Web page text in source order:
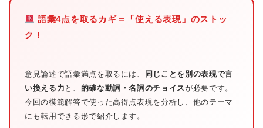
語彙4点を取るカギ＝「使える表現」のストッ
ク！
意見論述で語彙満点を取るには、
同じことを別の表現で言
い換える力 と、 的確な動詞・名詞のチョイスが必要です。
今回の模範解答で使った高得点表現を分析し、他のテーマ
にも転用できる形で紹介します。